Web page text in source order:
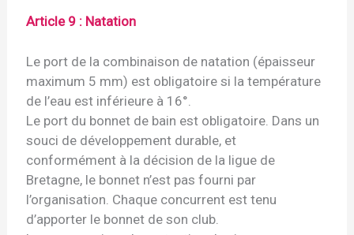
Article 9 : Natation
Le port de la combinaison de natation (épaisseur
maximum 5 mm) est obligatoire si la température
de l’eau est inférieure à 16°.
Le port du bonnet de bain est obligatoire. Dans un
souci de développement durable, et
conformément à la décision de la ligue de
Bretagne, le bonnet n’est pas fourni par
l’organisation. Chaque concurrent est tenu
d’apporter le bonnet de son club.